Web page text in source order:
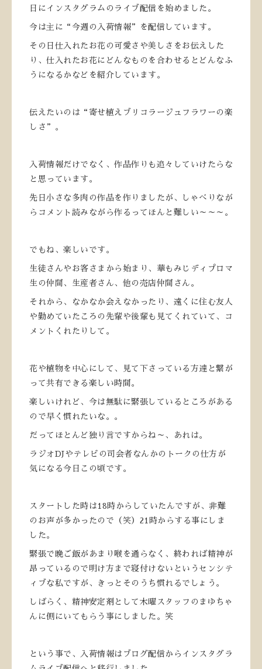
日にインスタグラムのライブ配信を始めました。
今は主に“今週の入荷情報”を配信しています。
その日仕入れたお花の可愛さや美しさをお伝えした
り、仕入れたお花にどんなものを合わせるとどんなふ
うになるかなどを紹介しています。
伝えたいのは“寄せ植えブリコラージュフラワーの楽
しさ”。
入荷情報だけでなく、作品作りも追々していけたらな
と思っています。
先日小さな多肉の作品を作りましたが、しゃべりなが
らコメント読みながら作るってほんと難しい～～～。
でもね、楽しいです。
生徒さんやお客さまから始まり、華もみじディプロマ
生の仲間、生産者さん、他の売店仲間さん。
それから、なかなか会えなかったり、遠くに住む友人
や勤めていたころの先輩や後輩も見てくれていて、コ
メントくれたりして。
花や植物を中心にして、見て下さっている方達と繋が
って共有できる楽しい時間。
楽しいけれど、今は無駄に緊張しているところがある
ので早く慣れたいな。。
だってほとんど独り言ですからね～、あれは。
ラジオDJやテレビの司会者なんかのトークの仕方が
気になる今日この頃です。
スタートした時は18時からしていたんですが、非難
のお声が多かったので（笑）21時からする事にしま
した。
緊張で晩ご飯があまり喉を通らなく、終われば精神が
昂っているので明け方まで寝付けないというセンシテ
ィブな私ですが、きっとそのうち慣れるでしょう。
しばらく、精神安定剤として木曜スタッフのまゆちゃ
んに側にいてもらう事にしました。笑
という事で、入荷情報はブログ配信からインスタグラ